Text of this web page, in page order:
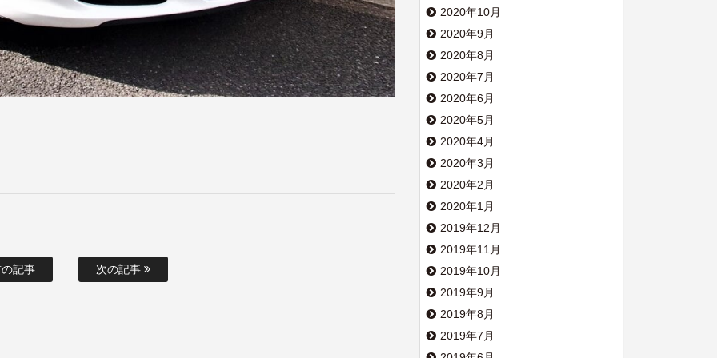
記事 次の記事
2020年10月
2020年9月
2020年8月
2020年7月
2020年6月
2020年5月
2020年4月
2020年3月
2020年2月
2020年1月
2019年12月
2019年11月
2019年10月
2019年9月
2019年8月
2019年7月